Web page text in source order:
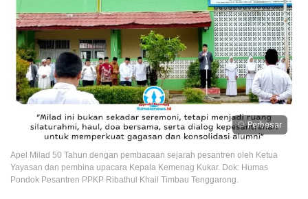
Perbesar
Apel Milad 50 Tahun dengan pembacaan sejarah pesantren oleh Ketua
Yayasan dan pembina upacara Kepala Kemenag Kukar. Dok: Humas
Pondok Pesantren PPKP Ribathul Khail Timbau Tenggarong.